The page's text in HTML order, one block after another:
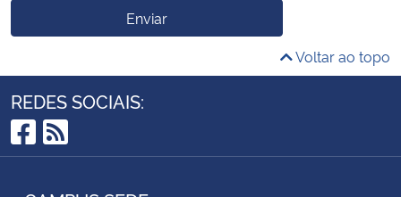
Enviar
Voltar ao topo
REDES SOCIAIS:
Facebook
RSS